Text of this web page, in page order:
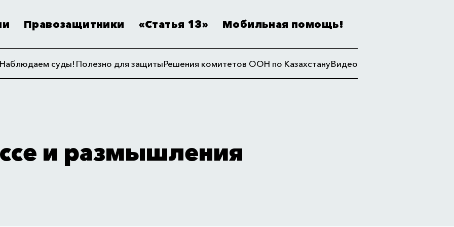
Правозащитники «Статья 13» Мобильная помощь!
Наблюдаем суды! Полезно для защитыРешения комитетов ООН по КазахстануВидео
и размышления